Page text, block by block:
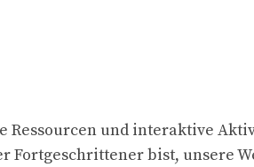
Ressourcen und interaktive
Fortgeschrittener bist, unsere